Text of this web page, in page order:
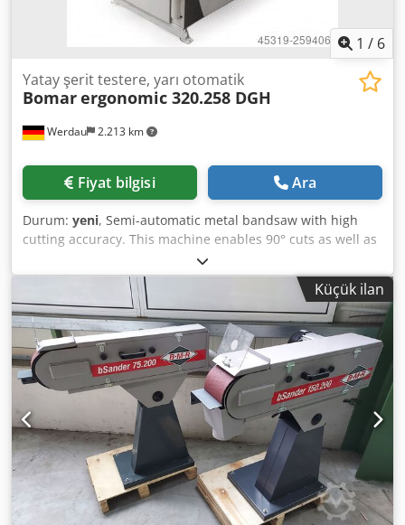
1 / 6
Werdau 2.213 km
Yatay şerit testere, yarı otomatik
Bomarergonomic 320.258 DGH
Fiyat bilgisi Ara
Durum: yeni, Semi-automatic metal bandsaw with high
cutting accuracy. This machine enables 90° cuts as well as
mitre cuts, continuously adjustable, left up to 45° and right
up to 30° (swivel range left 45° and right 60°). Standard
equipment: - Large, rotatable support table with no wear!
(The saw band’s cutting channel rotates with the mitre) -
Band tension indicator - Hydraulic control of the cast iron
saw arm - Hydraulic clamping of the workpiece via short-
stroke cylinder - Height limitation of the saw frame via
potentiometer from the control panel - Hydraulic cutting
pressure regulation (solid material – tube) - Lowering of
the saw arm by hydraulic cylinder; infinitely variable
adjustment - Easy, manual movement of the vice left/right
- Electric band tension monitoring with blade breakage
control - Coolant pump with dual supply to the saw band
guides - Carbide-tipped saw band guides and guide rollers
Küçük ilan